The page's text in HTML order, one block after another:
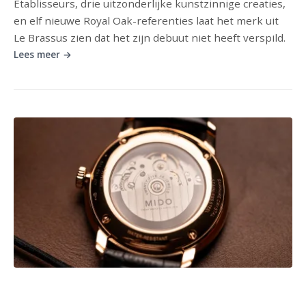
Établisseurs, drie uitzonderlijke kunstzinnige creaties,
en elf nieuwe Royal Oak-referenties laat het merk uit
Le Brassus zien dat het zijn debuut niet heeft verspild.
Lees meer →